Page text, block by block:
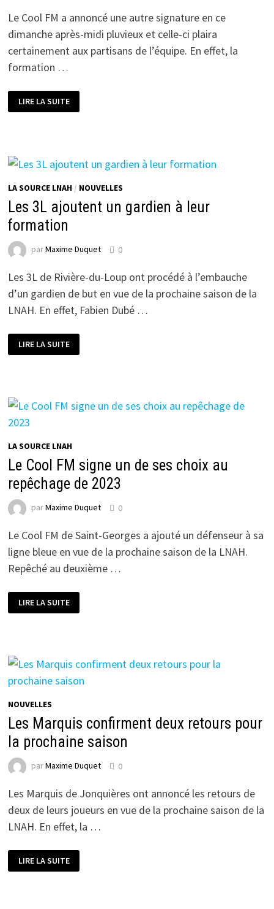
Le Cool FM a annoncé une autre signature en ce
dimanche après-midi pluvieux et celle-ci plaira
certainement aux partisans de l’équipe. En effet, la
formation …
COOL
FM
DE
SES
LIRE LA SUITE
LA SOURCE LNAH/ NOUVELLES
Les 3L ajoutent un gardien à leur
formation
parMaxime Duquet 0
Les 3L de Rivière-du-Loup ont procédé à l’embauche
d’un gardien de but en vue de la prochaine saison de la
LNAH. En effet, Fabien Dubé …
3L
AJOUTENT
FORMATION
LIRE LA SUITE
LA SOURCE LNAH
Le Cool FM signe un de ses choix au
repêchage de 2023
parMaxime Duquet 0
Le Cool FM de Saint-Georges a ajouté un défenseur à sa
ligne bleue en vue de la prochaine saison de la LNAH.
Repêché au deuxième …
COOL
FM
CHOIX
AU
REPÊCHAGE
DE
LIRE LA SUITE
NOUVELLES
Les Marquis confirment deux retours pour
la prochaine saison
parMaxime Duquet 0
Les Marquis de Jonquières ont annoncé les retours de
deux de leurs joueurs en vue de la prochaine saison de la
LNAH. En effet, la …
MARQUIS
CONFIRMENT
LIRE LA SUITE